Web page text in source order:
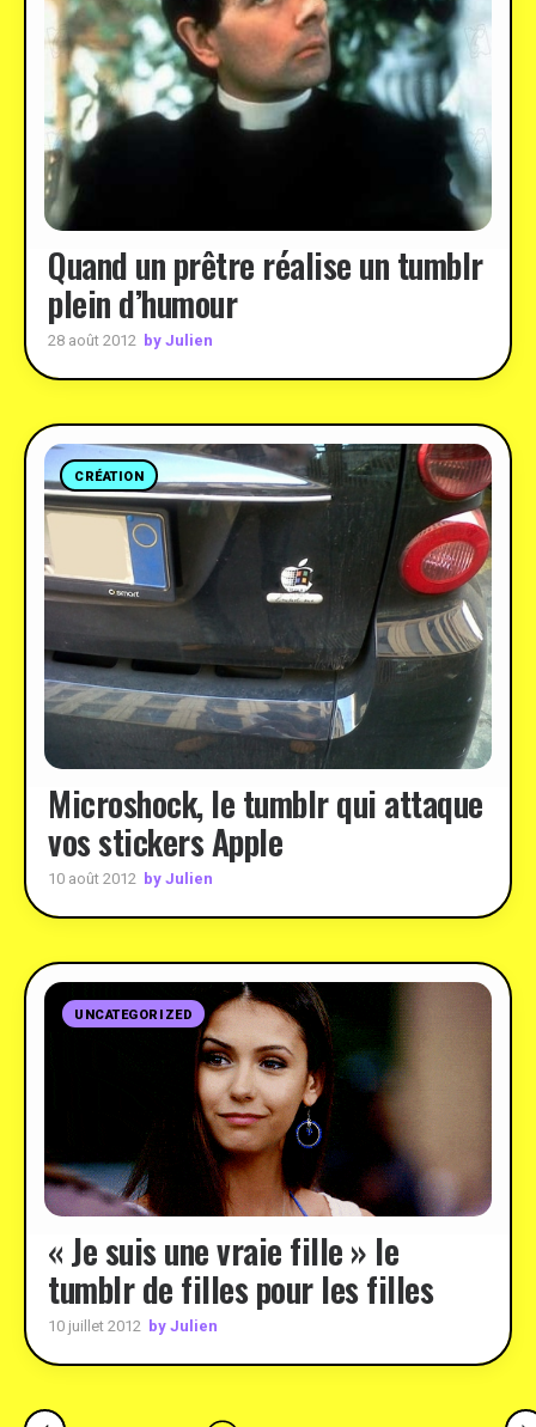
Quand un prêtre réalise un tumblr
plein d’humour
28 août 2012 by Julien
CRÉATION
Microshock, le tumblr qui attaque
vos stickers Apple
10 août 2012 by Julien
UNCATEGORIZED
« Je suis une vraie fille » le
tumblr de filles pour les filles
10 juillet 2012 by Julien